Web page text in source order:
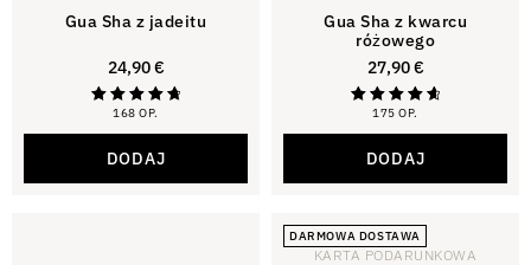
Gua Sha z jadeitu
24,90€
168 OP.
Oceniono na
DODAJ
Gua Sha z kwarcu
różowego
27,90€
175 OP.
Ocena
DODAJ
DARMOWA DOSTAWA
KARTA PODARUNKOWA